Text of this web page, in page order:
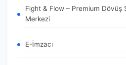
Fight & Flow – Premium Dövüş
Merkezi
E-İmzacı